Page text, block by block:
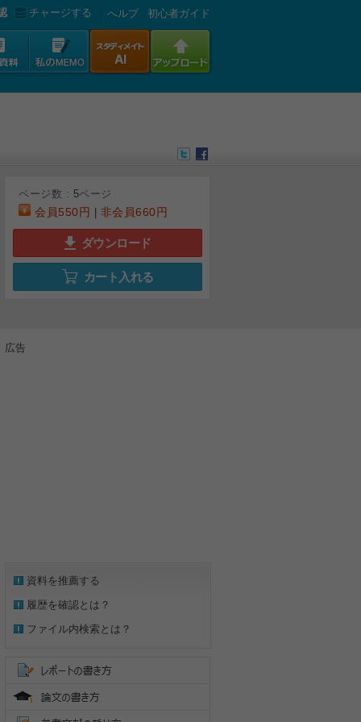
チャージする へルプ 初心者ガイド
ページ数 : 5ページ
会員550円 非会員660円
ダウンロード
カート入れる
広告
資料を推薦する
履歴を確認とは？
ファイル内検索とは？